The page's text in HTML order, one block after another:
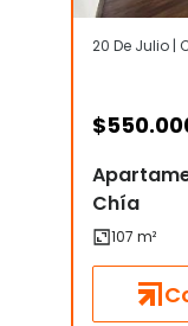
20 De Julio |
$
Chía